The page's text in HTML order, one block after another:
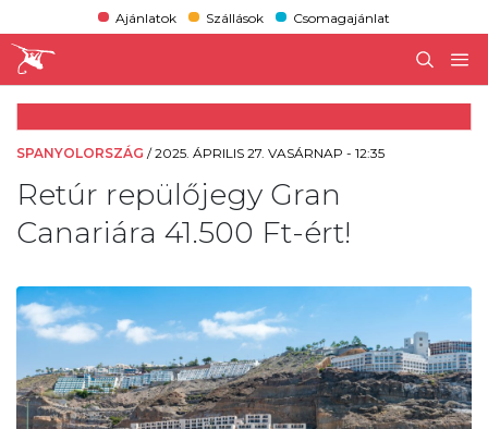
Ajánlatok Szállások Csomagajánlat
SPANYOLORSZÁG /2025. ÁPRILIS 27. VASÁRNAP - 12:35
Retúr repülőjegy Gran
Canariára 41.500 Ft-ért!